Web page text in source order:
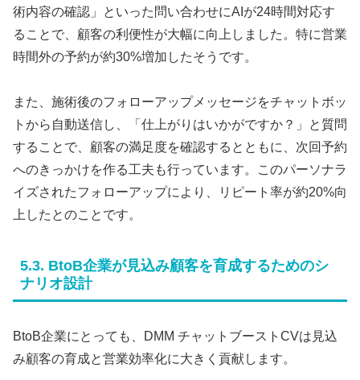
術内容の確認」といった問い合わせにAIが24時間対応す
ることで、顧客の利便性が大幅に向上しました。特に営業
時間外の予約が約30%増加したそうです。
また、施術後のフォローアップメッセージをチャットボッ
トから自動送信し、「仕上がりはいかがですか？」と質問
することで、顧客の満足度を確認するとともに、次回予約
へのきっかけを作る工夫も行っています。このパーソナラ
イズされたフォローアップにより、リピート率が約20%向
上したとのことです。
5.3. BtoB企業が見込み顧客を育成するためのシ
ナリオ設計
BtoB企業にとっても、DMM チャットブーストCVは見込
み顧客の育成と営業効率化に大きく貢献します。